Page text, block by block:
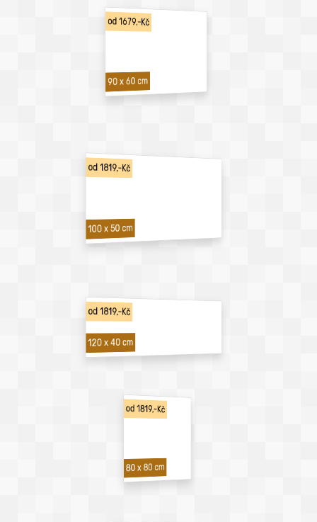
od 1679,-Kč
90 x 60 cm
od 1819,-Kč
100 x 50 cm
od 1819,-Kč
120 x 40 cm
od 1819,-Kč
80 x 80 cm